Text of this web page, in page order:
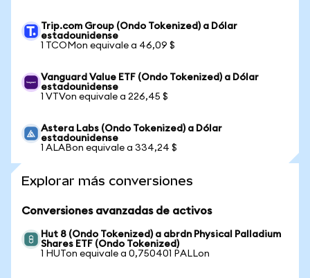
Trip.com Group (Ondo Tokenized) a Dólar
estadounidense
1 TCOMon equivale a 46,09 $
Vanguard Value ETF (Ondo Tokenized) a Dólar
estadounidense
1 VTVon equivale a 226,45 $
Astera Labs (Ondo Tokenized) a Dólar
estadounidense
1 ALABon equivale a 334,24 $
Explorar más conversiones
Conversiones avanzadas de activos
Hut 8 (Ondo Tokenized) a abrdn Physical Palladium
Shares ETF (Ondo Tokenized)
1 HUTon equivale a 0,750401 PALLon